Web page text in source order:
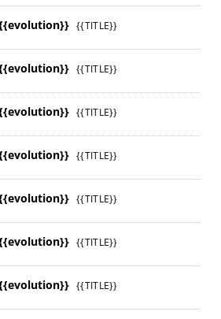
{{TITLE}}
{{TITLE}}
{{TITLE}}
{{TITLE}}
{{TITLE}}
{{TITLE}}
{{TITLE}}